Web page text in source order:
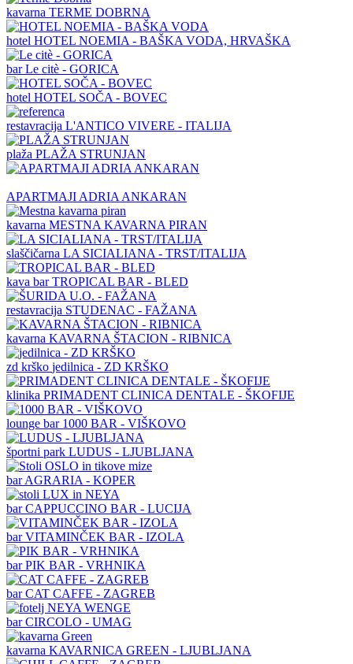
kavarna TERME DOBRNA
hotel HOTEL NOEMIA - BAŠKA VODA, HRVAŠKA
barLe citè - GORICA
hotel HOTEL SOČA - BOVEC
restavracija L'ANTICO VIVERE - ITALIJA
plaža PLAŽA STRUNJAN
APARTMAJI ADRIA ANKARAN
kavarna MESTNA KAVARNA PIRAN
slaščičarna LA SICIALIANA - TRST/ITALIJA
kava barTROPICAL BAR - BLED
restavracija STUDENAC - FAŽANA
kavarna KAVARNA ŠTACION - RIBNICA
zd krško jedilnica - ZD KRŠKO
klinika PRIMADENT CLINICA DENTALE - ŠKOFIJE
lounge bar 1000 BAR - VIŠKOVO
športni park LUDUS - LJUBLJANA
barAGRARIA - KOPER
barCAPPUCCINO BAR - LUCIJA
barVITAMINČEK BAR - IZOLA
barPIK BAR - VRHNIKA
barCAT CAFFE - ZAGREB
barCIRCOLO - UMAG
kavarna KAVARNICA GREEN - LJUBLJANA